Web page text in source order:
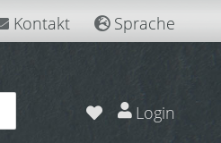
Kontakt Sprache
Login